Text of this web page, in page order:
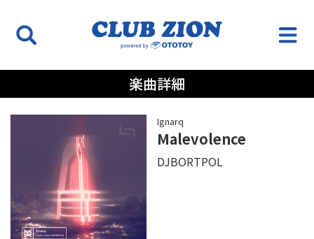
楽曲詳細
Ignarq
Malevolence
DJBORTPOL